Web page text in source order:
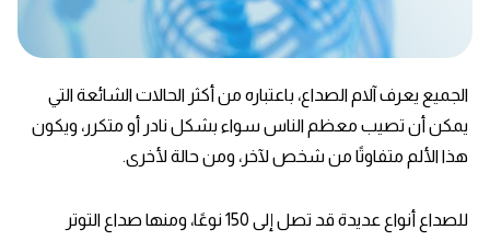
الجميع يعرف آلام الصداع، باعتباره من أكثر الحالات الشائعة التي
يمكن أن تصيب معظم الناس سواء بشكل نادر أو متكرر، ويكون
هذا الألم متفاوتًا من شخص لآخر، ومن حالة لأخرى.
للصداع أنواع عديدة قد تصل إلى 150 نوعًا، ومنها صداع التوتر